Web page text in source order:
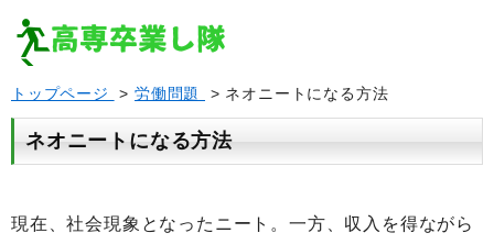
トップページ >労働問題 > ネオニートになる方法
ネオニートになる方法
現在、社会現象となったニート。一方、収入を得ながら